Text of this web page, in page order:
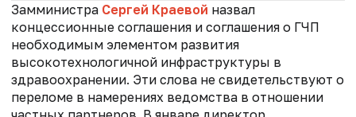
Замминистра Сергей Краевой назвал
концессионные соглашения и соглашения о ГЧП
необходимым элементом развития
высокотехнологичной инфраструктуры в
здравоохранении. Эти слова не свидетельствуют о
переломе в намерениях ведомства в отношении